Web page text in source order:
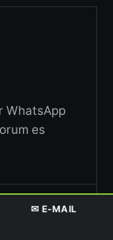
WhatsApp
es
✉ E-MAIL